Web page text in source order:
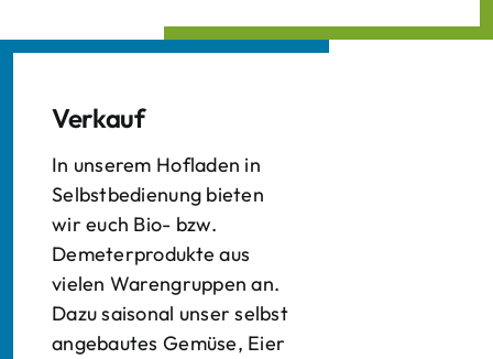
Verkauf
In unserem Hofladen in
Selbstbedienung bieten
wir euch Bio- bzw.
Demeterprodukte aus
vielen Warengruppen an.
Dazu saisonal unser selbst
angebautes Gemüse, Eier